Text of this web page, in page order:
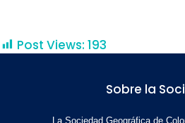
Post Views: 193
Sobre la
La Sociedad Geográfica de